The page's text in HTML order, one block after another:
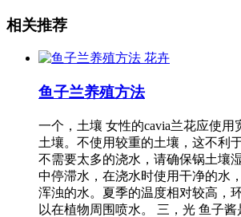
相关推荐
花卉
鱼子兰养殖方法
一个，土壤 女性的cavia兰花应使用
土壤。不使用较重的土壤，这不利
不需要太多的浇水，请确保锅土壤
中停滞水，在浇水时使用干净的水
浑浊的水。夏季的温度相对较高，
以在植物周围喷水。 三，光 鱼子酱